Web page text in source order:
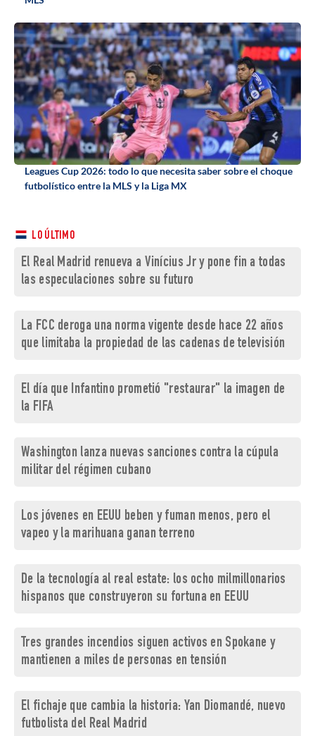
Leagues Cup 2026: todo lo que necesita saber sobre el choque
futbolístico entre la MLS y la Liga MX
LO ÚLTIMO
El Real Madrid renueva a Vinícius Jr y pone fin a todas
las especulaciones sobre su futuro
La FCC deroga una norma vigente desde hace 22 años
que limitaba la propiedad de las cadenas de televisión
El día que Infantino prometió "restaurar" la imagen de
la FIFA
Washington lanza nuevas sanciones contra la cúpula
militar del régimen cubano
Los jóvenes en EEUU beben y fuman menos, pero el
vapeo y la marihuana ganan terreno
De la tecnología al real estate: los ocho milmillonarios
hispanos que construyeron su fortuna en EEUU
Tres grandes incendios siguen activos en Spokane y
mantienen a miles de personas en tensión
El fichaje que cambia la historia: Yan Diomandé, nuevo
futbolista del Real Madrid